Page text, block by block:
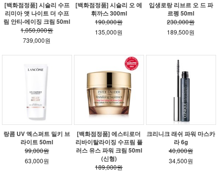
[백화점정품] 시슬리 수프
리미아 앳 나이트 더 수프
림 안티-에이징 크림 50ml
1,050,000원
739,000원
[백화점정품] 시슬리 오 에
휘까스 300ml
190,000원
135,000원
입생로랑 리브르 오 드 파
르펭 50ml
230,000원
189,500원
랑콤 UV 엑스퍼트 밀키 브
라이트 50ml
99,000원
63,000원
[백화점정품] 에스티로더
리바이탈라이징 수프림 플
러스 유스 파워 크림 50ml
(신형)
189,000원
크리니크 래쉬 파워 마스카
라 6g
40,000원
34,500원